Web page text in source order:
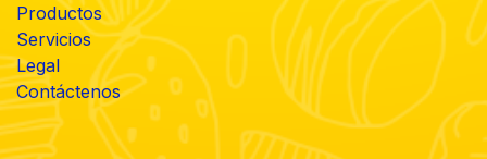
Productos
Servicios
Legal
Contáctenos